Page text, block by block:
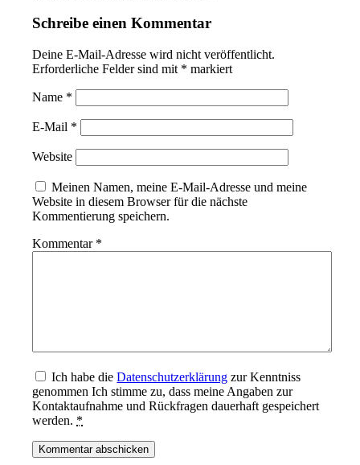
Schreibe einen Kommentar
Deine E-Mail-Adresse wird nicht veröffentlicht.
Erforderliche Felder sind mit * markiert
Name *
E-Mail *
Website
Meinen Namen, meine E-Mail-Adresse und meine
Website in diesem Browser für die nächste
Kommentierung speichern.
Kommentar *
Ich habe dieDatenschutzerklärung zur Kenntniss
genommen Ich stimme zu, dass meine Angaben zur
Kontaktaufnahme und Rückfragen dauerhaft gespeichert
werden. *